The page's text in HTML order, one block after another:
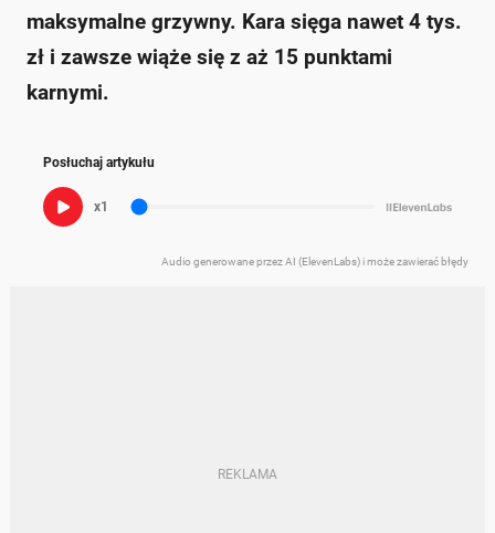
maksymalne grzywny. Kara sięga nawet 4 tys.
zł i zawsze wiąże się z aż 15 punktami
karnymi.
Posłuchaj artykułu
x1
Audio generowane przez AI (ElevenLabs) i może zawierać błędy